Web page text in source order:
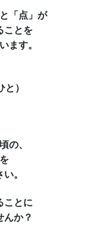
「点」が
ことを
ます。
と）
の、
。
ことに
んか？